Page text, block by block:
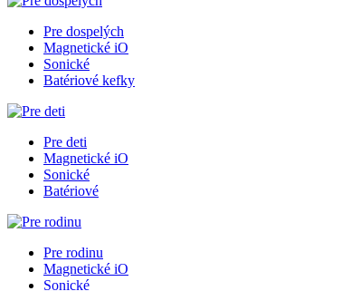
Pre dospelých
Magnetické iO
Sonické
Batériové kefky
Pre deti
Magnetické iO
Sonické
Batériové
Pre rodinu
Magnetické iO
Sonické